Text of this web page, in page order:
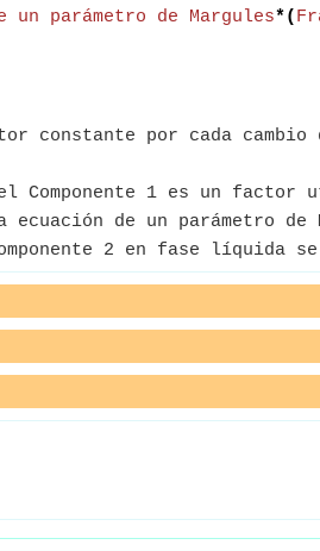
parámetro de Margules*(
por cada cambio
1 es un factor
de un parámetro
2 en fase líquida